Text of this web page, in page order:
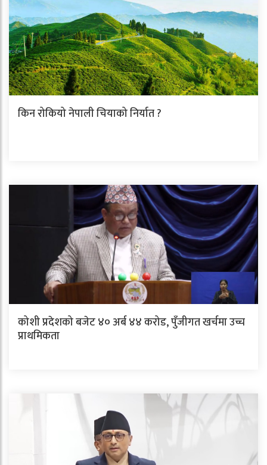
किन रोकियो नेपाली चियाको निर्यात ?
कोशी प्रदेशको बजेट ४० अर्ब ४४ करोड, पुँजीगत खर्चमा उच्च
प्राथमिकता